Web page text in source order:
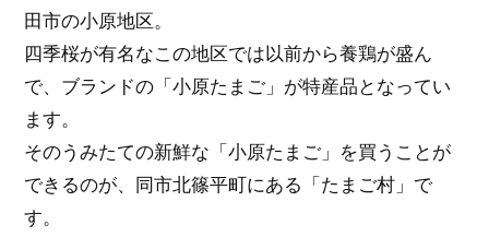
田市の小原地区。
四季桜が有名なこの地区では以前から養鶏が盛ん
で、ブランドの「小原たまご」が特産品となってい
ます。
そのうみたての新鮮な「小原たまご」を買うことが
できるのが、同市北篠平町にある「たまご村」で
す。